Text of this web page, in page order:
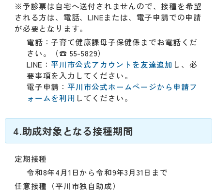
※予診票は自宅へ送付されませんので、接種を希望
される方は、電話、LINEまたは、電子申請での申請
が必要となります。
電話：子育て健康課母子保健係までお電話くだ
さい。（☎ 55-5829）
LINE： 平川市公式アカウントを友達追加 し、必
要事項を入力してください。
電子申請： 平川市公式ホームページから申請フ
ォームを利用 してください。
4.助成対象となる接種期間
定期接種
令和8年4月1日から令和9年3月31日まで
任意接種（平川市独自助成）